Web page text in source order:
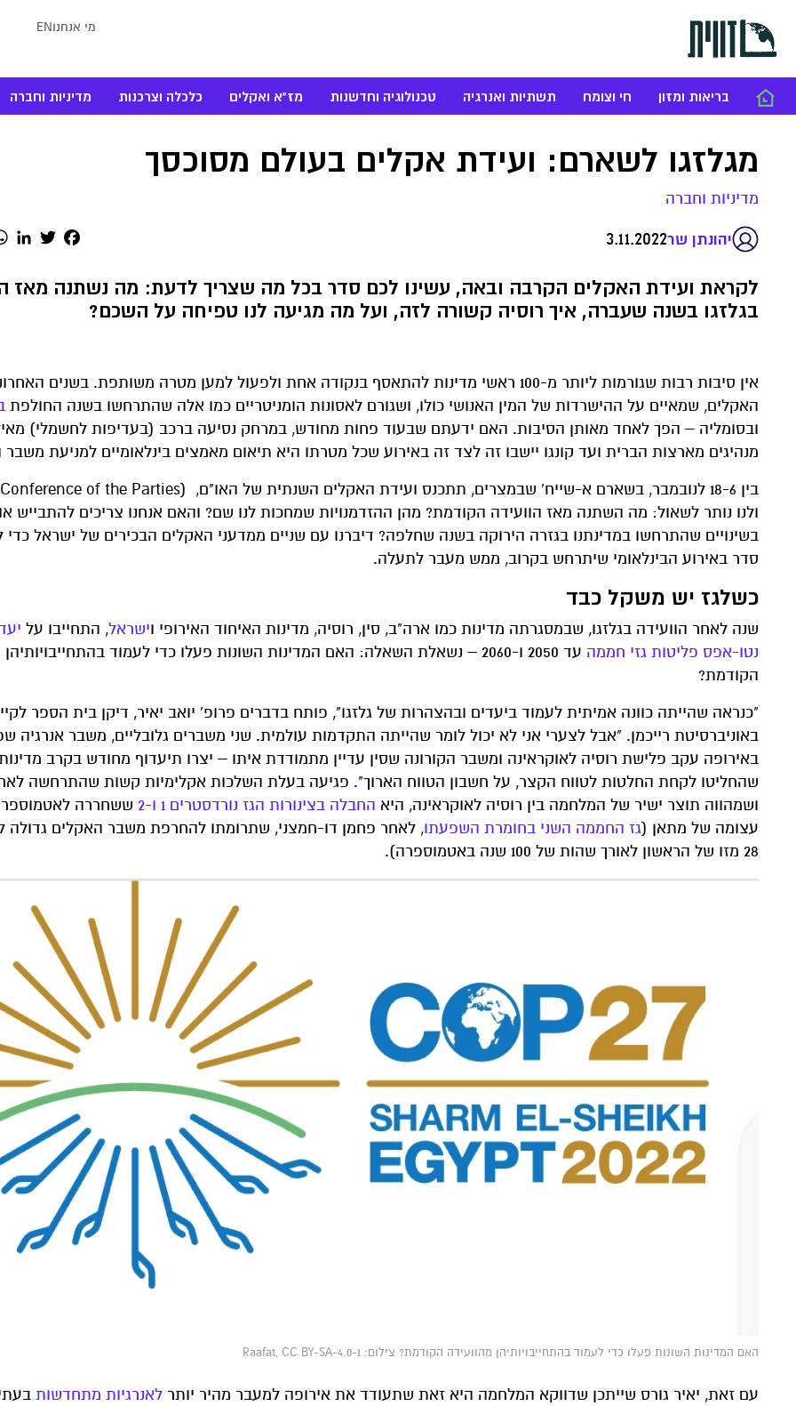
מי אנחנוEN
בריאות ומזון חי וצומח תשתיות ואנרגיה טכנולוגיה וחדשנות מז"א ואקלים כלכלה וצרכנות מדיניות וחברה
מגלזגו לשארם: ועידת אקלים בעולם מסוכסך
מדיניות וחברה
יהונתן שר3.11.2022
Facebook
לקראת ועידת האקלים הקרבה ובאה, עשינו לכם סדר בכל מה שצריך לדעת: מה נשתנה מאז
בגלזגו בשנה שעברה, איך רוסיה קשורה לזה, ועל מה מגיעה לנו טפיחה על השכם?
אין סיבות רבות שגורמות ליותר מ-100 ראשי מדינות להתאסף בנקודה אחת ולפעול למען מטרה משותפת. בשנים
האקלים, שמאיים על ההישרדות של המין האנושי כולו, ושגורם לאסונות הומניטריים כמו אלה שהתרחשו בשנה החולפת
ובסומליה – הפך לאחד מאותן הסיבות. האם ידעתם שבעוד פחות מחודש, במרחק נסיעה ברכב (בעדיפות לחשמלי)
מנהיגים מארצות הברית ועד קונגו יישבו זה לצד זה באירוע שכל מטרתו היא תיאום מאמצים בינלאומיים למניעת
בין 18-6 לנובמבר, בשארם א-שייח' שבמצרים, תתכנס ועידת האקלים השנתית של האו"ם,
ולנו נותר לשאול: מה השתנה מאז הוועידה הקודמת? מהן ההזדמנויות שמחכות לנו שם? והאם אנחנו צריכים להתבייש
בשינויים שהתרחשו במדינתנו בגזרה הירוקה בשנה שחלפה? דיברנו עם שניים ממדעני האקלים הבכירים של ישראל
סדר באירוע הבינלאומי שיתרחש בקרוב, ממש מעבר לתעלה.
כשלגז יש משקל כבד
שנה לאחר הוועידה בגלזגו, שבמסגרתה מדינות כמו ארה"ב, סין, רוסיה, מדינות האיחוד האירופי וישראל, התחייבו על
נטו-אפס פליטות גזי חממה
עד 2050 ו-2060 – נשאלת השאלה: האם המדינות השונות פעלו כדי לעמוד
הקודמת?
"כנראה שהייתה כוונה אמיתית לעמוד ביעדים ובהצהרות של גלזגו", פותח בדברים פרופ' יואב יאיר, דיקן בית הספר
באוניברסיטת רייכמן. "אבל לצערי אני לא יכול לומר שהייתה התקדמות עולמית. שני משברים גלובליים, משבר אנרגיה
באירופה עקב פלישת רוסיה לאוקראינה ומשבר הקורונה שסין עדיין מתמודדת איתו – יצרו תיעדוף מחודש בקרב
שהחליטו לקחת החלטות לטווח הקצר, על חשבון הטווח הארוך". פגיעה בעלת השלכות אקלימיות קשות שהתרחשה
ושמהווה תוצר ישיר של המלחמה בין רוסיה לאוקראינה, היא החבלה בצינורות הגז נורדסטרים 1 ו-2
ששחררה
עצומה של מתאן (גז החממה השני בחומרת השפעתו, לאחר פחמן דו-חמצני, שתרומתו להחרפת משבר האקלים גדולה
28 מזו של הראשון לאורך שהות של 100 שנה באטמוספרה).
האם המדינות השונות פעלו כדי לעמוד בהתחייבויותיהן מהוועידה הקודמת? צילום: Raafat, CC BY-SA-4.0-1
עם זאת, יאיר גורס שייתכן שדווקא המלחמה היא זאת שתעודד את אירופה למעבר מהיר יותר לאנרגיות מתחדשות